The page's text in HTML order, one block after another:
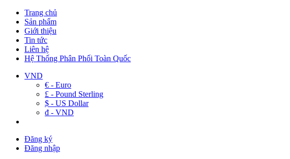
Trang chủ
Sản phẩm
Giới thiệu
Tin tức
Liên hệ
Hệ Thống Phân Phối Toàn Quốc
VND
€ - Euro
£ - Pound Sterling
$ - US Dollar
đ - VND
Đăng ký
Đăng nhập